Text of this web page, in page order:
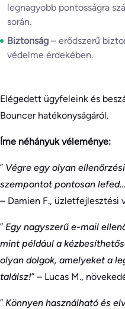
legnagyobb pontosságra
során.
Biztonság – erődszerű
védelme érdekében.
Elégedett ügyfeleink és
Bouncer hatékonyságáról.
Íme néhányuk véleménye:
” Végre egy olyan
szempontot pontosan
– Damien F., üzletfejlesztési
” Egy nagyszerű e-mail
mint például a
olyan dolgok, amelyeket a
találsz!” – Lucas M.,
” Könnyen használható és